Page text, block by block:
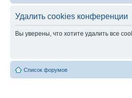
Удалить cookies конференции
Вы уверены, что хотите удалить все
Список форумов